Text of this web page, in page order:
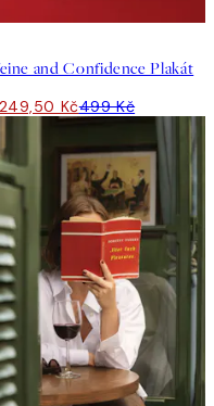
and Confidence Plakát
Kč499 Kč